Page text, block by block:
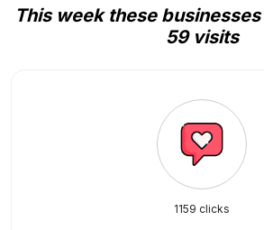
This week these
59 visits
1159 clicks